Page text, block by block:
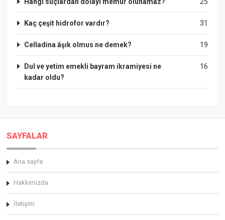
31
Kaç çeşit hidrofor vardır?
19
Celladina âşık olmus ne demek?
16
Dul ve yetim emekli bayram ikramiyesi ne
kadar oldu?
SAYFALAR
Ana sayfa
Hakkimizda
İletişim